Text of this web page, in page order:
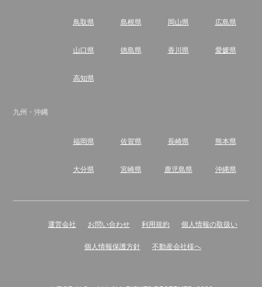
鳥取県 島根県 岡山県 広島県
山口県 徳島県 香川県 愛媛県
高知県
九州・沖縄
福岡県 佐賀県 長崎県 熊本県
大分県 宮崎県 鹿児島県 沖縄県
運営会社 お問い合わせ 利用規約 個人情報の取扱い
個人情報保護方針 不動産会社様へ